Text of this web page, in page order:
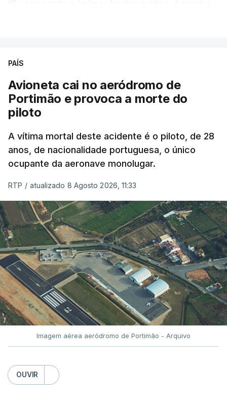
nada disto é incompatível com tratarmos com
crianças", acrescentou.
António José Seguro mostrou dúvidas sobre se é
ERROR ON HTML5 MEDIA ELEMENT
ESTE CONTEÚDO ESTÁ NESTE
MOMENTO INDISPONÍVEL
O Chega considerou "de uma enorme gravidade" a
decisão do Presidente da Repúblicade enviar para
o Tribunal Constitucional o decreto sobre retorno
de estrangeiros, sustentando tratar-se de "uma
irresponsabilidade".
anunciou que
PAÍS
Avioneta cai no aeródromo de
Portimão e provoca a morte do
piloto
A vítima mortal deste acidente é o piloto, de 28
anos, de nacionalidade portuguesa, o único
ocupante da aeronave monolugar.
RTP / atualizado 8 Agosto 2026, 11:33
Imagem aérea aeródromo de Portimão - Arquivo
OUVIR